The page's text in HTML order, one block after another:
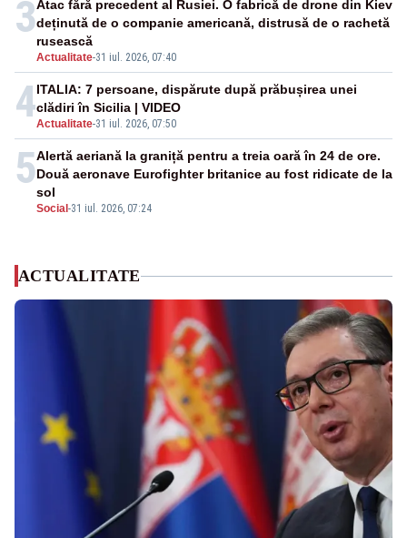
3
Actualitate-31 iul. 2026, 07:40
Atac fără precedent al Rusiei. O fabrică de drone din Kiev
deținută de o companie americană, distrusă de o rachetă
rusească
4Actualitate-31 iul. 2026, 07:50
ITALIA: 7 persoane, dispărute după prăbușirea unei
clădiri în Sicilia | VIDEO
5
Social -31 iul. 2026, 07:24
Alertă aeriană la graniță pentru a treia oară în 24 de ore.
Două aeronave Eurofighter britanice au fost ridicate de la
sol
ACTUALITATE